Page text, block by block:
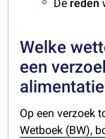
De reden
Welke
een
Op een verzoek
Wetboek (BW),